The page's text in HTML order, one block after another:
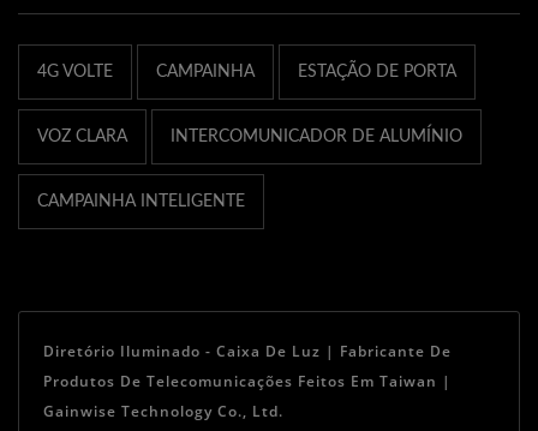
4G VOLTE CAMPAINHA ESTAÇÃO DE PORTA
VOZ CLARA INTERCOMUNICADOR DE ALUMÍNIO
CAMPAINHA INTELIGENTE
Diretório Iluminado - Caixa De Luz | Fabricante De
Produtos De Telecomunicações Feitos Em Taiwan |
Gainwise Technology Co., Ltd.